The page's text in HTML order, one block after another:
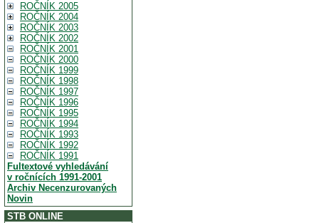
ROČNÍK 2005
ROČNÍK 2004
ROČNÍK 2003
ROČNÍK 2002
ROČNÍK 2001
ROČNÍK 2000
ROČNÍK 1999
ROČNÍK 1998
ROČNÍK 1997
ROČNÍK 1996
ROČNÍK 1995
ROČNÍK 1994
ROČNÍK 1993
ROČNÍK 1992
ROČNÍK 1991
Fultextové vyhledávání
v ročnících 1991-2001
Archiv Necenzurovaných
Novin
STB ONLINE